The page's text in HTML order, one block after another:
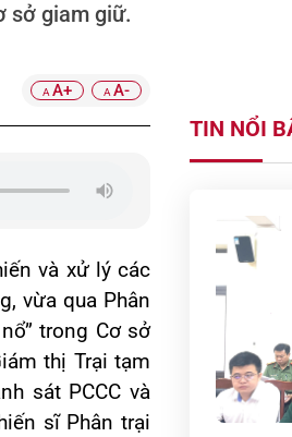
sở giam giữ.
A A+ A A-
và xử lý các
vừa qua Phân
trong Cơ sở
thị Trại tạm
sát PCCC và
sĩ Phân trại
TIN NỔI